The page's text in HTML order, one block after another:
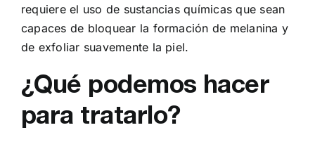
requiere el uso de sustancias químicas que sean
capaces de bloquear la formación de melanina y
de exfoliar suavemente la piel.
¿Qué podemos hacer
para tratarlo?